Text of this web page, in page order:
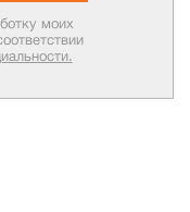
моих